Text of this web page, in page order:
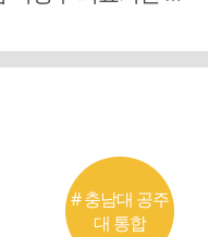
# 충남대 공주
대 통합